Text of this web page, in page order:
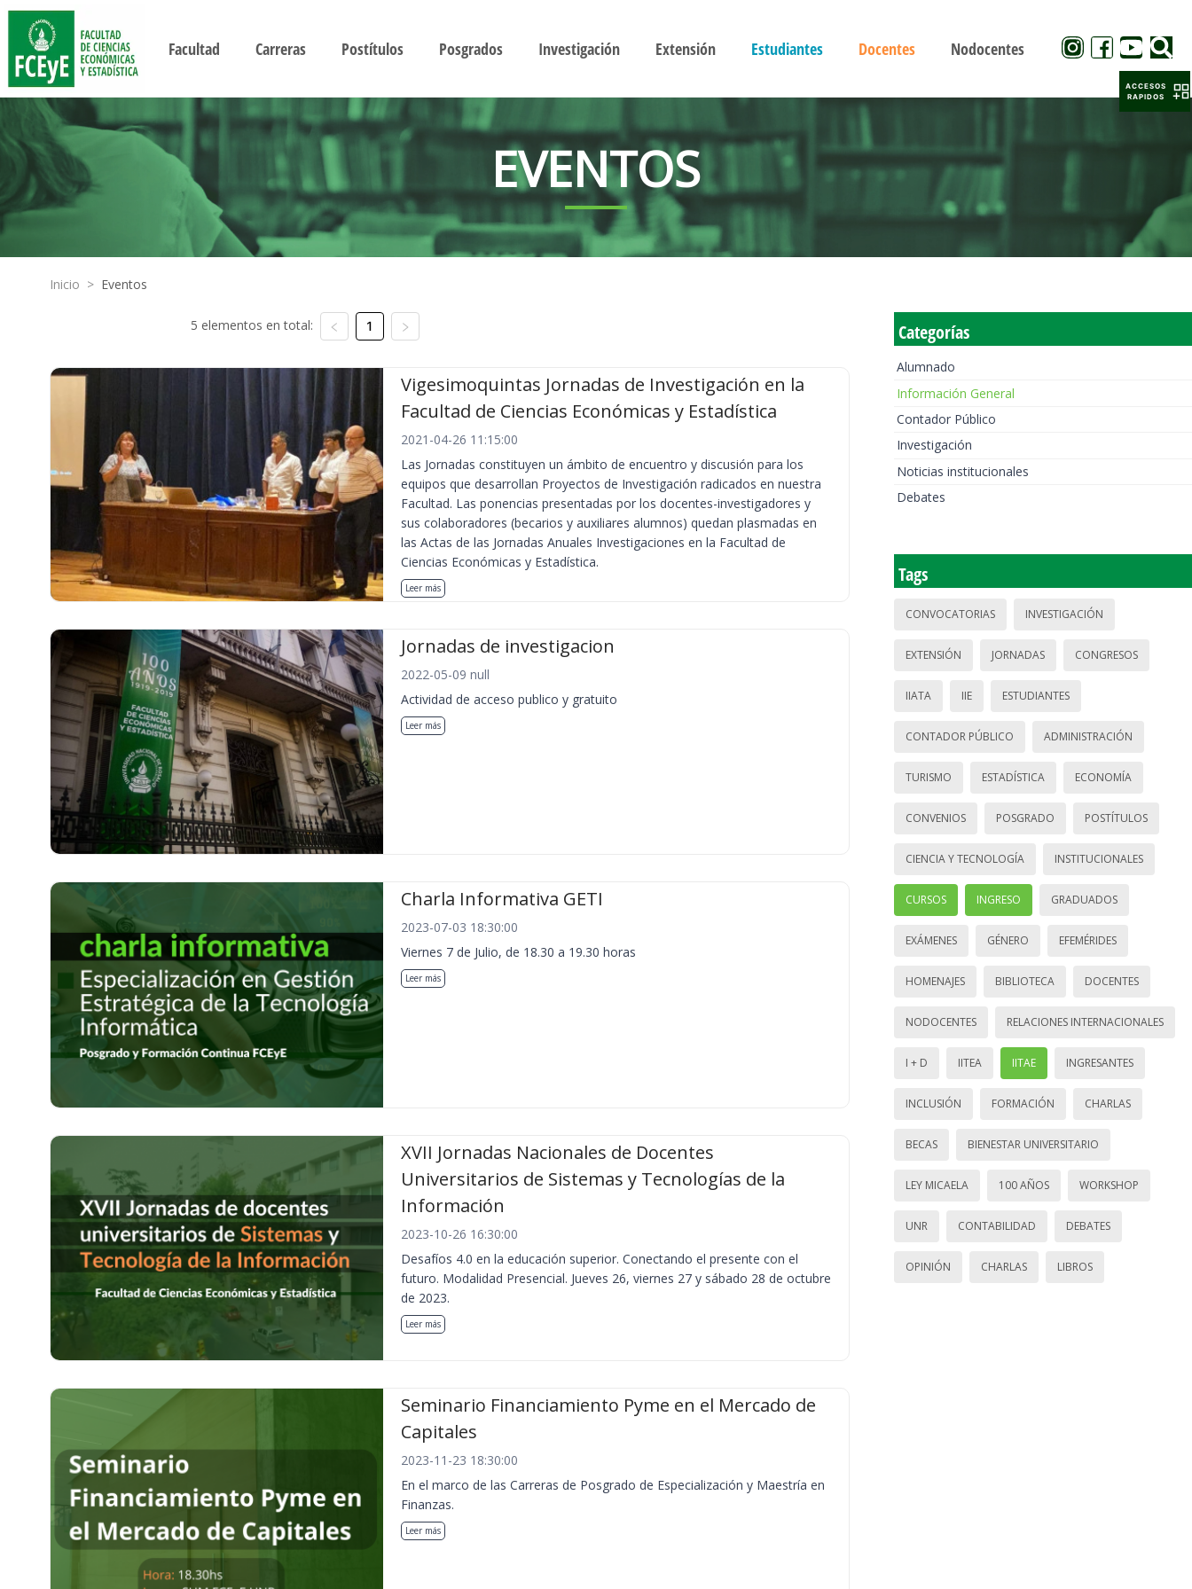
Facultad Carreras Postítulos Posgrados Investigación Extensión Estudiantes Docentes Nodocentes
EVENTOS
Inicio > Eventos
5 elementos en total: 1
Vigesimoquintas Jornadas de Investigación en la
Facultad de Ciencias Económicas y Estadística
2021-04-26 11:15:00
Las Jornadas constituyen un ámbito de encuentro y discusión para los
equipos que desarrollan Proyectos de Investigación radicados en nuestra
Facultad. Las ponencias presentadas por los docentes-investigadores y
sus colaboradores (becarios y auxiliares alumnos) quedan plasmadas en
las Actas de las Jornadas Anuales Investigaciones en la Facultad de
Ciencias Económicas y Estadística.
Leer más
Jornadas de investigacion
2022-05-09 null
Actividad de acceso publico y gratuito
Leer más
Charla Informativa GETI
2023-07-03 18:30:00
Viernes 7 de Julio, de 18.30 a 19.30 horas
Leer más
XVII Jornadas Nacionales de Docentes
Universitarios de Sistemas y Tecnologías de la
Información
2023-10-26 16:30:00
Desafíos 4.0 en la educación superior. Conectando el presente con el
futuro. Modalidad Presencial. Jueves 26, viernes 27 y sábado 28 de octubre
de 2023.
Leer más
Seminario Financiamiento Pyme en el Mercado de
Capitales
2023-11-23 18:30:00
En el marco de las Carreras de Posgrado de Especialización y Maestría en
Finanzas.
Leer más
Categorías
Alumnado
Información General
Contador Público
Investigación
Noticias institucionales
Debates
Tags
CONVOCATORIAS INVESTIGACIÓN
EXTENSIÓN JORNADAS CONGRESOS
IIATA IIE ESTUDIANTES
CONTADOR PÚBLICO ADMINISTRACIÓN
TURISMO ESTADÍSTICA ECONOMÍA
CONVENIOS POSGRADO POSTÍTULOS
CIENCIA Y TECNOLOGÍA INSTITUCIONALES
CURSOS INGRESO GRADUADOS
EXÁMENES GÉNERO EFEMÉRIDES
HOMENAJES BIBLIOTECA DOCENTES
NODOCENTES RELACIONES INTERNACIONALES
I + D IITEA IITAE INGRESANTES
INCLUSIÓN FORMACIÓN CHARLAS
BECAS BIENESTAR UNIVERSITARIO
LEY MICAELA 100 AÑOS WORKSHOP
UNR CONTABILIDAD DEBATES
OPINIÓN CHARLAS LIBROS
ACCESOS
RAPIDOS